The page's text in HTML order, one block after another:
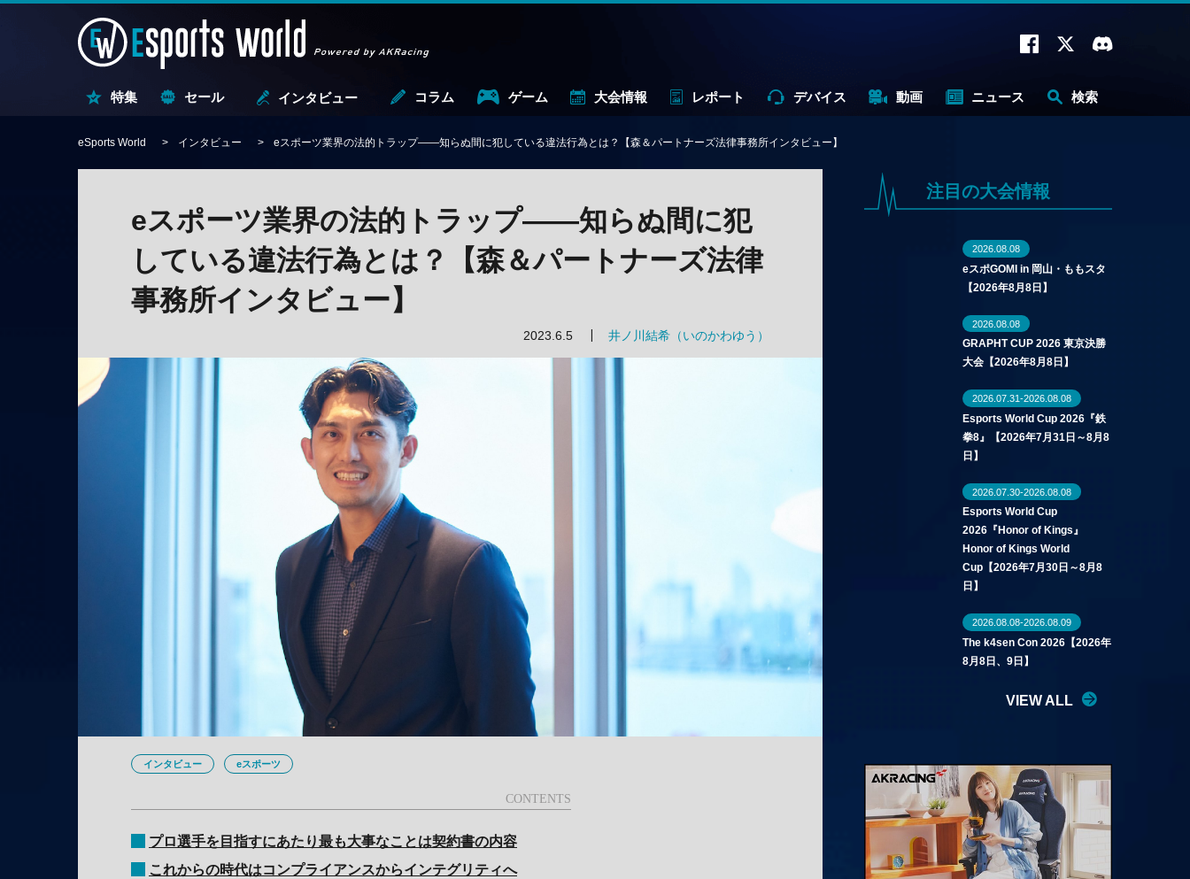
特集 セール インタビュー コラム ゲーム 大会情報 レポート デバイス 動画 ニュース 検索
eSports World インタビュー eスポーツ業界の法的トラップ——知らぬ間に犯している違法行為とは？【森＆パートナーズ法律事務所インタビュー】
eスポーツ業界の法的トラップ——知らぬ間に犯
している違法行為とは？【森＆パートナーズ法律
事務所インタビュー】
2023.6.5 井ノ川結希（いのかわゆう）
インタビュー eスポーツ
プロ選手を目指すにあたり最も大事なことは契約書の内容
これからの時代はコンプライアンスからインテグリティへ
注目の大会情報
2026.08.08
eスポGOMI in 岡山・ももスタ
【2026年8月8日】
2026.08.08
GRAPHT CUP 2026 東京決勝
大会【2026年8月8日】
2026.07.31-2026.08.08
Esports World Cup 2026『鉄
拳8』【2026年7月31日～8月8
日】
2026.07.30-2026.08.08
Esports World Cup
2026『Honor of Kings』
Honor of Kings World
Cup【2026年7月30日～8月8
日】
2026.08.08-2026.08.09
The k4sen Con 2026【2026年
8月8日、9日】
VIEW ALL